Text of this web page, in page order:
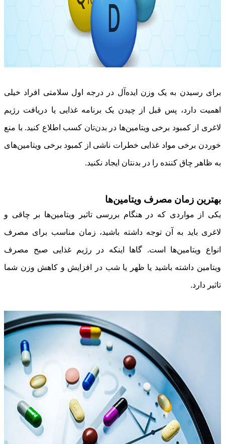
برای رسیدن به یک وزن ایده‌آل در درجه اول سلامتی افراد خیلی
اهمیت دارد، پس قبل از چیدن یک برنامه غذایی یا دریافت رژیم
لاغری از کمبود برخی ویتامین‌ها در بدن‌تان کسب اطلاع کنید. با منع
خوردن برخی مواد غذایی خطرات ناشی از کمبود برخی ویتامین‌های
به ظاهر چاق کننده را در بدنتان ایجاد نکنید.
بهترین زمان مصرف ویتامین‌ها
یکی از مواردی که در هنگام بررسی تاثیر ویتامین‌ها بر چاقی و
لاغری باید به آن توجه داشته باشید، زمان مناسب برای مصرف
انواع ویتامین‌ها است. گاها اینکه در رژیم غذایی صبح مصرف
ویتامین داشته باشید یا ظهر یا شب در افزایش و کاهش وزن شما
تاثیر دارد.